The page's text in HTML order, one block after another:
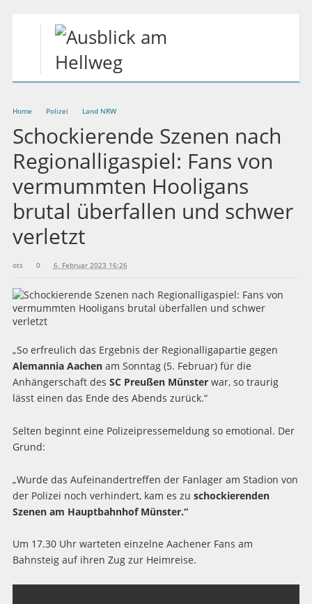
Home Polizei Land NRW
Schockierende Szenen nach
Regionalligaspiel: Fans von
vermummten Hooligans
brutal überfallen und schwer
verletzt
ots 0 6. Februar 2023 16:26
„So erfreulich das Ergebnis der Regionalligapartie gegen
Alemannia Aachenam Sonntag (5. Februar) für die
Anhängerschaft des SC Preußen Münsterwar, so traurig
lässt einen das Ende des Abends zurück.“
Selten beginnt eine Polizeipressemeldung so emotional. Der
Grund:
„Wurde das Aufeinandertreffen der Fanlager am Stadion von
der Polizei noch verhindert, kam es zu schockierenden
Szenen am Hauptbahnhof Münster.“
Um 17.30 Uhr warteten einzelne Aachener Fans am
Bahnsteig auf ihren Zug zur Heimreise.